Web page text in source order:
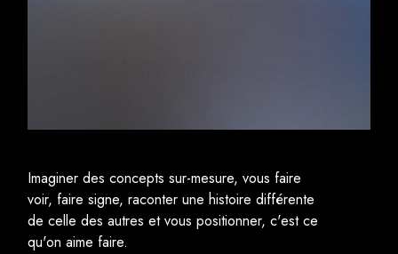
Imaginer des concepts sur-mesure, vous faire
voir, faire signe, raconter une histoire différente
de celle des autres et vous positionner, c'est ce
qu'on aime faire.